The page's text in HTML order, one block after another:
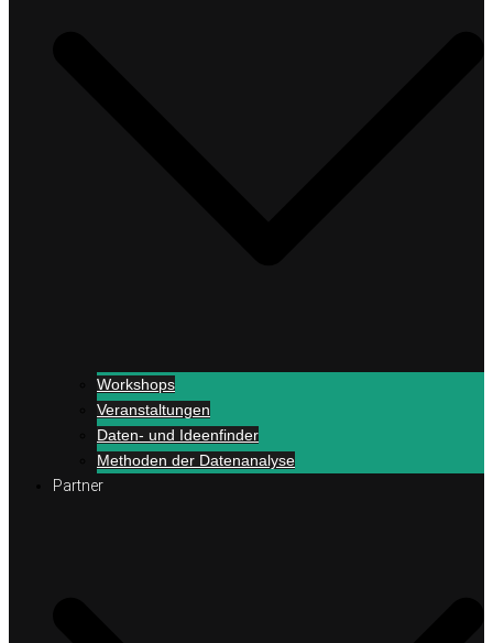
Workshops
Veranstaltungen
Daten- und Ideenfinder
Methoden der Datenanalyse
Partner